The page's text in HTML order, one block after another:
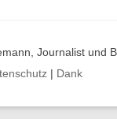
Journalist und
Dank